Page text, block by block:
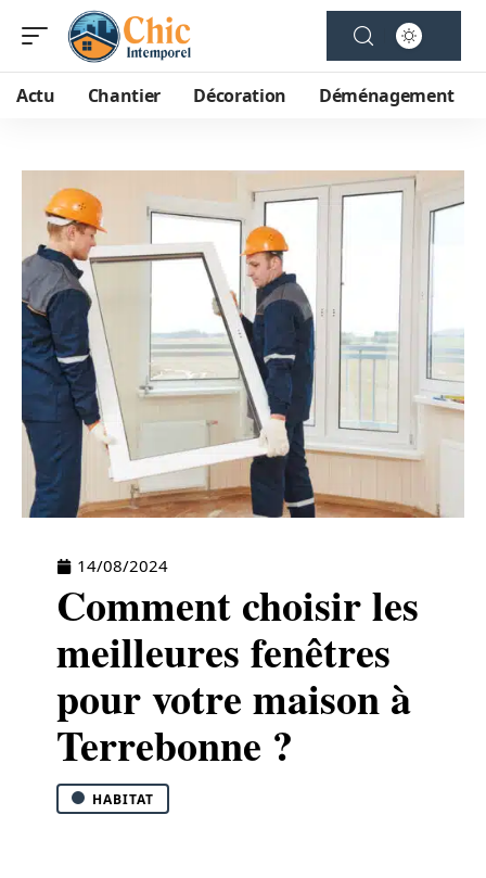
Actu Chantier Décoration Déménagement
14/08/2024
Comment choisir les
meilleures fenêtres
pour votre maison à
Terrebonne ?
HABITAT